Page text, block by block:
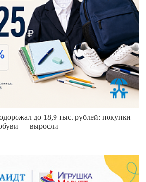
до 18,9 тыс. рублей: покупки
— выросли